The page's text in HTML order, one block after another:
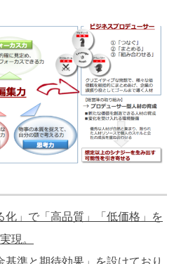
化」で「高品質」「低価格」を
実現。
準と期待効果」を設けており